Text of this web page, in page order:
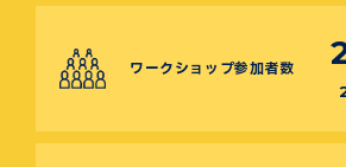
ワークショップ参加者数